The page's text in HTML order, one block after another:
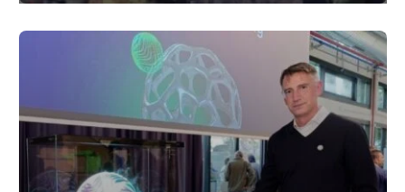
Dalla ricognizione in prima linea all’acquisizione di obiettivi, i
sistemi aerei senza pilota rivestono oggi un ruolo tanto cruciale
nelle operazioni di terra quanto qualsiasi arma nell’arsenale di
un soldato. Dispiegarli con…
CONTINUA A LEGGERE